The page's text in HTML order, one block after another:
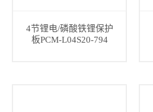
4节锂电/磷酸铁锂保护
板PCM-L04S20-794